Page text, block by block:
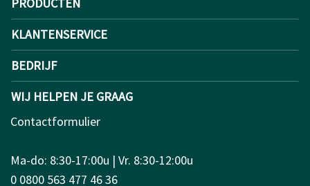
KLANTENSERVICE
BEDRIJF
WIJ HELPEN JE GRAAG
Contactformulier
Ma-do: 8:30-17:00u | Vr. 8:30-12:00u
0 0800 563 477 46 36